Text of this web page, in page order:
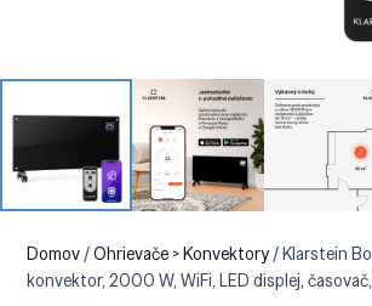
Domov/Ohrievače > Konvektory/ Klarstein
konvektor, 2000 W, WiFi, LED displej,